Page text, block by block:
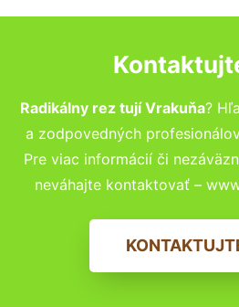
Radikálny rez tují Vrakuňa?
a zodpovedných
Pre viac informácií či
neváhajte kontaktovať –